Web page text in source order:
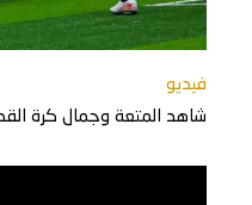
فيديو
شاهد المتعة وجمال كرة